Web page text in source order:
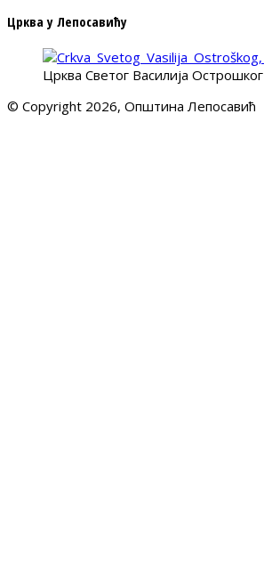
Црква у Лепосавићу
Црква Светог Василија Острошког
© Copyright 2026, Општина Лепосавић